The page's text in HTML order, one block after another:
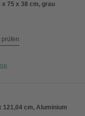
75 x 38 cm, grau
prüfen
121,04 cm, Aluminium